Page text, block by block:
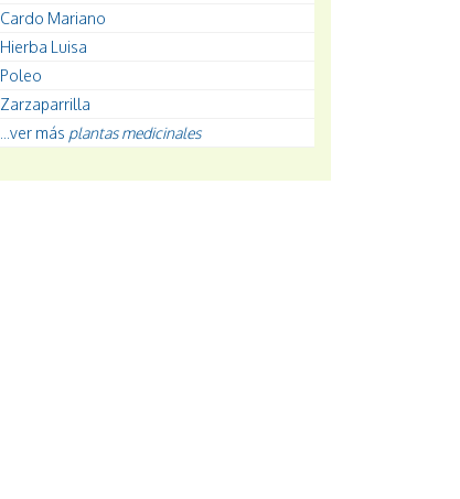
Cardo Mariano
Hierba Luisa
Poleo
Zarzaparrilla
...ver más plantas medicinales